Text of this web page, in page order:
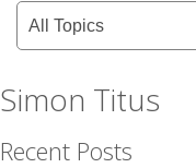
Simon Titus
Recent Posts